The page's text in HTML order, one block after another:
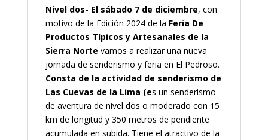
Nivel dos- El sábado 7 de diciembre, con
motivo de la Edición 2024 de la Feria De
Productos Típicos y Artesanales de la
Sierra Norte vamos a realizar una nueva
jornada de senderismo y feria en El Pedroso.
Consta de la actividad de senderismo de
Las Cuevas de la Lima (es un senderismo
de aventura de nivel dos o moderado con 15
km de longitud y 350 metros de pendiente
acumulada en subida. Tiene el atractivo de la